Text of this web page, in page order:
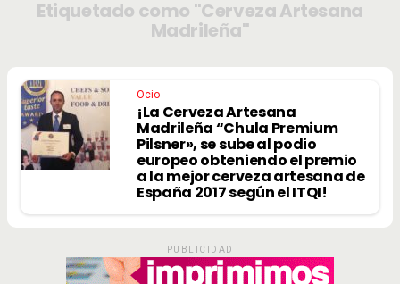
Etiquetado como "Cerveza Artesana
Madrileña"
Ocio
¡La Cerveza Artesana
Madrileña “Chula Premium
Pilsner», se sube al podio
europeo obteniendo el premio
a la mejor cerveza artesana de
España 2017 según el ITQI!
PUBLICIDAD